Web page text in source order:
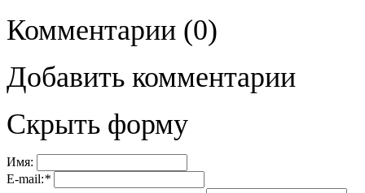
Комментарии (0)
Добавить комментарии
Скрыть форму
Имя:
E-mail:*